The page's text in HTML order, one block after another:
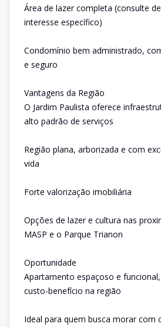
Área de lazer completa (consulte
interesse específico)
Condomínio bem administrado,
e seguro
Vantagens da Região
O Jardim Paulista oferece
alto padrão de serviços
Região plana, arborizada e com
vida
Forte valorização imobiliária
Opções de lazer e cultura nas
MASP e o Parque Trianon
Oportunidade
Apartamento espaçoso e
custo-benefício na região
Ideal para quem busca morar com